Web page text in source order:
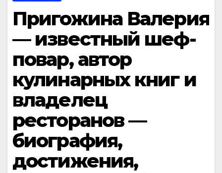
Пригожина Валерия
— известный шеф-
повар, автор
кулинарных книг и
владелец
ресторанов —
биография,
достижения,